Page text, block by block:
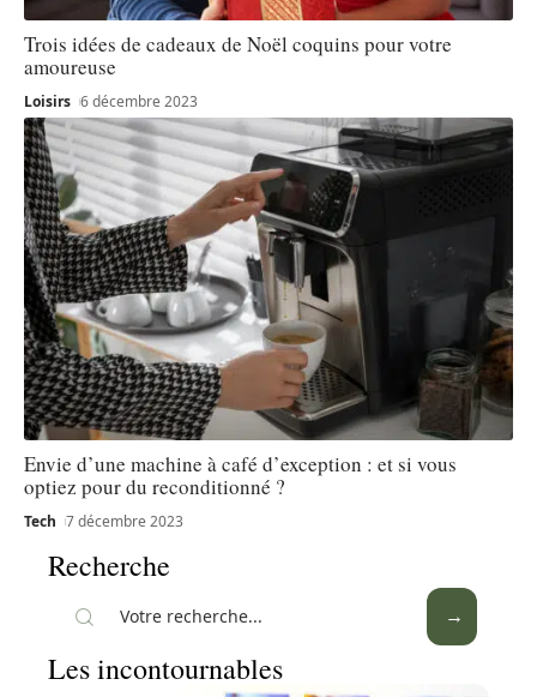
Trois idées de cadeaux de Noël coquins pour votre
amoureuse
Loisirs 6 décembre 2023
Envie d’une machine à café d’exception : et si vous
optiez pour du reconditionné ?
Tech 7 décembre 2023
Recherche
Les incontournables